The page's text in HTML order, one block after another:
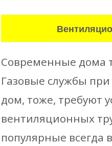
Современные дома
Газовые службы
дом, тоже, требуют
вентиляционных
популярные всегда